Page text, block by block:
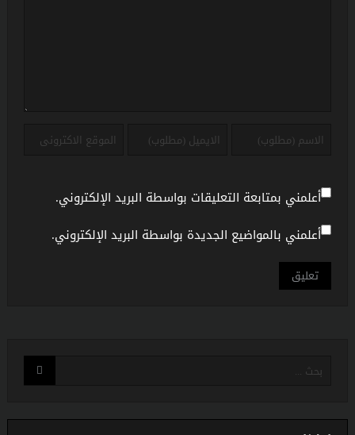
أعلمني بمتابعة التعليقات بواسطة البريد الإلكتروني.
أعلمني بالمواضيع الجديدة بواسطة البريد الإلكتروني.